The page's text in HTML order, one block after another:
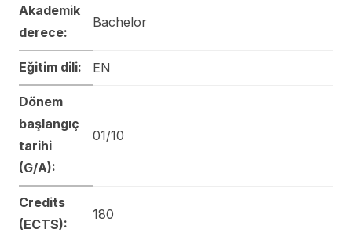
Akademik
derece:
Bachelor
Eğitim dili: EN
Dönem
başlangıç
tarihi
(G/A):
01/10
Credits
(ECTS):
180